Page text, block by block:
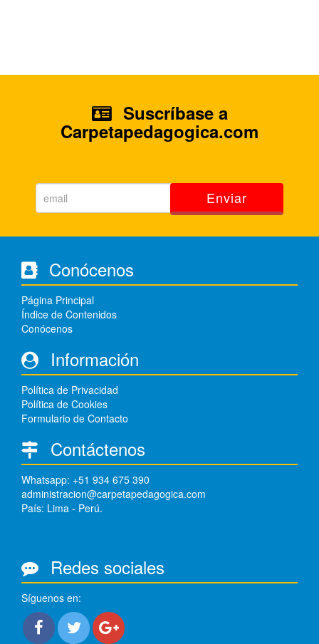
Suscríbase a
Carpetapedagogica.com
Enviar
Conócenos
Página Principal
Índice de Contenidos
Conócenos
Información
Política de Privacidad
Política de Cookies
Formulario de Contacto
Contáctenos
Whatsapp: +51 934 675 390
administracion@carpetapedagogica.com
País: Lima - Perú.
Redes sociales
Síguenos en: